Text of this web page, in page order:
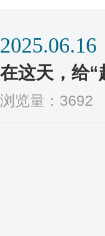
2025.06.16
在这天，给
浏览量：3692